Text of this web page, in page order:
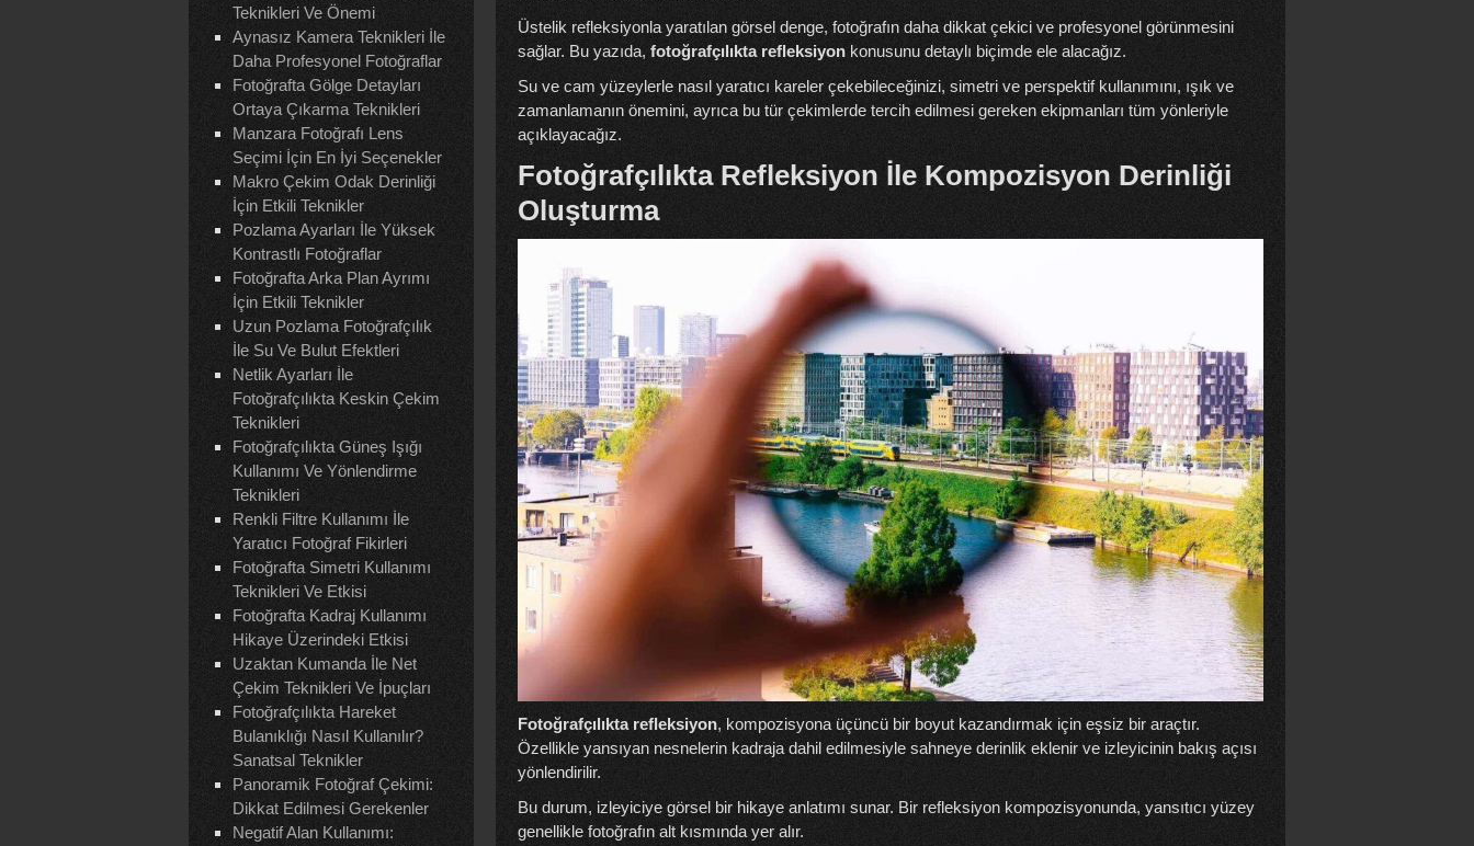
Teknikleri Ve Önemi
Aynasız Kamera Teknikleri İle
Daha Profesyonel Fotoğraflar
Fotoğrafta Gölge Detayları
Ortaya Çıkarma Teknikleri
Manzara Fotoğrafı Lens
Seçimi İçin En İyi Seçenekler
Makro Çekim Odak Derinliği
İçin Etkili Teknikler
Pozlama Ayarları İle Yüksek
Kontrastlı Fotoğraflar
Fotoğrafta Arka Plan Ayrımı
İçin Etkili Teknikler
Uzun Pozlama Fotoğrafçılık
İle Su Ve Bulut Efektleri
Netlik Ayarları İle
Fotoğrafçılıkta Keskin Çekim
Teknikleri
Fotoğrafçılıkta Güneş Işığı
Kullanımı Ve Yönlendirme
Teknikleri
Renkli Filtre Kullanımı İle
Yaratıcı Fotoğraf Fikirleri
Fotoğrafta Simetri Kullanımı
Teknikleri Ve Etkisi
Fotoğrafta Kadraj Kullanımı
Hikaye Üzerindeki Etkisi
Uzaktan Kumanda İle Net
Çekim Teknikleri Ve İpuçları
Fotoğrafçılıkta Hareket
Bulanıklığı Nasıl Kullanılır?
Sanatsal Teknikler
Panoramik Fotoğraf Çekimi:
Dikkat Edilmesi Gerekenler
Negatif Alan Kullanımı:
Üstelik refleksiyonla yaratılan görsel denge, fotoğrafın daha dikkat çekici ve profesyonel görünmesini
sağlar. Bu yazıda, fotoğrafçılıkta refleksiyon konusunu detaylı biçimde ele alacağız.
Su ve cam yüzeylerle nasıl yaratıcı kareler çekebileceğinizi, simetri ve perspektif kullanımını, ışık ve
zamanlamanın önemini, ayrıca bu tür çekimlerde tercih edilmesi gereken ekipmanları tüm yönleriyle
açıklayacağız.
Fotoğrafçılıkta Refleksiyon İle Kompozisyon Derinliği
Oluşturma
Fotoğrafçılıkta refleksiyon, kompozisyona üçüncü bir boyut kazandırmak için eşsiz bir araçtır.
Özellikle yansıyan nesnelerin kadraja dahil edilmesiyle sahneye derinlik eklenir ve izleyicinin bakış açısı
yönlendirilir.
Bu durum, izleyiciye görsel bir hikaye anlatımı sunar. Bir refleksiyon kompozisyonunda, yansıtıcı yüzey
genellikle fotoğrafın alt kısmında yer alır.